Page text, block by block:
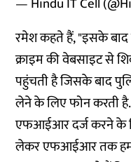
रमेश कहते हैं, "इसके बाद
क्राइम की वेबसाइट से
पहुंचती है जिसके बाद
लेने के लिए फोन करती
एफआईआर दर्ज करने के
लेकर एफआईआर तक